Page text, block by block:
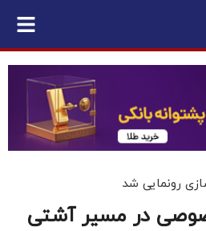
رونمایی شد
در مسیر آشتی